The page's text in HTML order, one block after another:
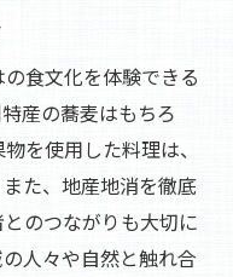
食文化を体験できる
産の蕎麦はもちろ
を使用した料理は、
た、地産地消を徹底
のつながりも大切に
人々や自然と触れ合